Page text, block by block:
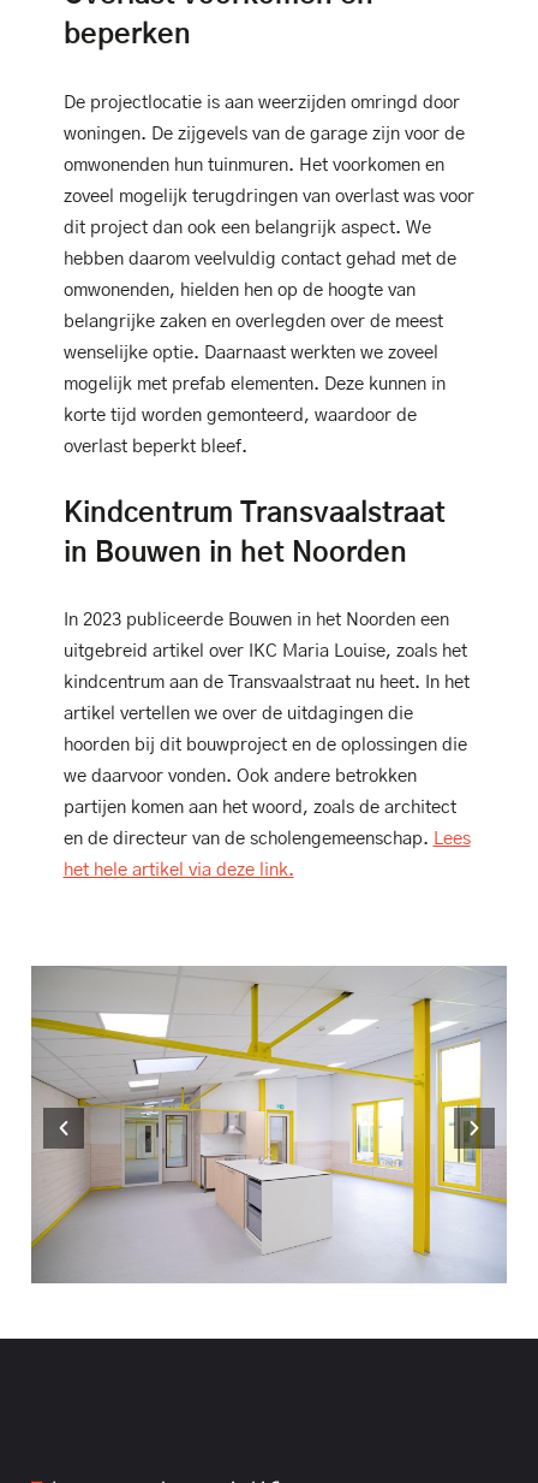
beperken
De projectlocatie is aan weerzijden omringd door
woningen. De zijgevels van de garage zijn voor de
omwonenden hun tuinmuren. Het voorkomen en
zoveel mogelijk terugdringen van overlast was voor
dit project dan ook een belangrijk aspect. We
hebben daarom veelvuldig contact gehad met de
omwonenden, hielden hen op de hoogte van
belangrijke zaken en overlegden over de meest
wenselijke optie. Daarnaast werkten we zoveel
mogelijk met prefab elementen. Deze kunnen in
korte tijd worden gemonteerd, waardoor de
overlast beperkt bleef.
Kindcentrum Transvaalstraat
in Bouwen in het Noorden
In 2023 publiceerde Bouwen in het Noorden een
uitgebreid artikel over IKC Maria Louise, zoals het
kindcentrum aan de Transvaalstraat nu heet. In het
artikel vertellen we over de uitdagingen die
hoorden bij dit bouwproject en de oplossingen die
we daarvoor vonden. Ook andere betrokken
partijen komen aan het woord, zoals de architect
en de directeur van de scholengemeenschap. Lees
het hele artikel via deze link.